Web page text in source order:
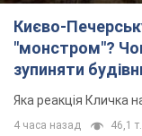
Києво-
"монстром"?
зупиняти
"московського
Яка реакція Кличка
4 часа назад 46,1 т.